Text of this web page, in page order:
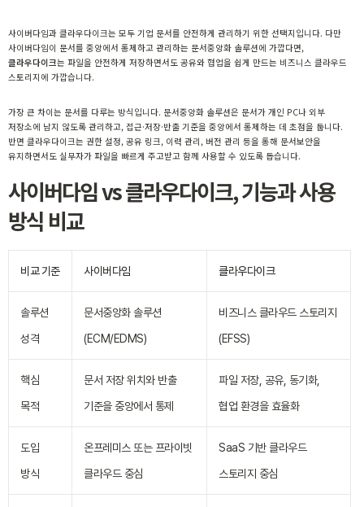
사이버다임과 클라우다이크는 모두 기업 문서를 안전하게 관리하기 위한 선택지입니다. 다만
사이버다임이 문서를 중앙에서 통제하고 관리하는 문서중앙화 솔루션에 가깝다면,
클라우다이크는 파일을 안전하게 저장하면서도 공유와 협업을 쉽게 만드는 비즈니스 클라우드
스토리지에 가깝습니다.
가장 큰 차이는 문서를 다루는 방식입니다. 문서중앙화 솔루션은 문서가 개인 PC나 외부
저장소에 남지 않도록 관리하고, 접근·저장·반출 기준을 중앙에서 통제하는 데 초점을 둡니다.
반면 클라우다이크는 권한 설정, 공유 링크, 이력 관리, 버전 관리 등을 통해 문서보안을
유지하면서도 실무자가 파일을 빠르게 주고받고 함께 사용할 수 있도록 돕습니다.
사이버다임 vs 클라우다이크, 기능과 사용
방식 비교
비교 기준 사이버다임 클라우다이크
솔루션
성격
문서중앙화 솔루션
(ECM/EDMS)
비즈니스 클라우드 스토리지
(EFSS)
핵심
목적
문서 저장 위치와 반출
기준을 중앙에서 통제
파일 저장, 공유, 동기화,
협업 환경을 효율화
도입
방식
온프레미스 또는 프라이빗
클라우드 중심
SaaS 기반 클라우드
스토리지 중심